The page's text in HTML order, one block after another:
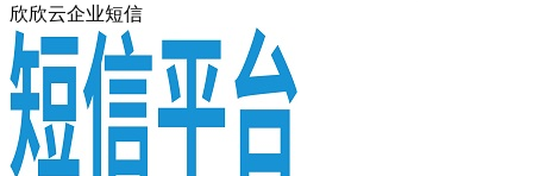
欣欣云企业短信